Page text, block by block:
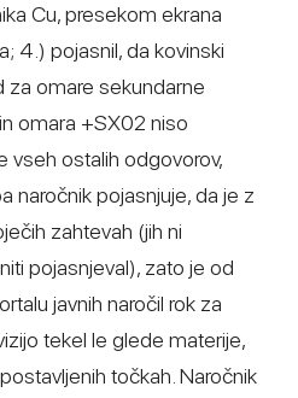
Cu, presekom ekrana
4.) pojasnil, da kovinski
za omare sekundarne
omara +SX02 niso
vseh ostalih odgovorov,
naročnik pojasnjuje, da je z
zahtevah (jih ni
pojasnjeval), zato je od
javnih naročil rok za
tekel le glede materije,
točkah. Naročnik